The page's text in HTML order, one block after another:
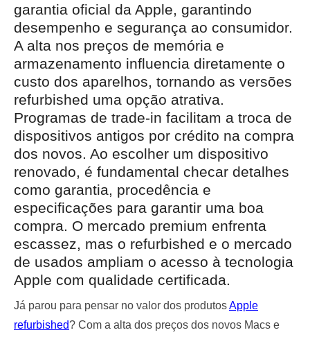
garantia oficial da Apple, garantindo
desempenho e segurança ao consumidor.
A alta nos preços de memória e
armazenamento influencia diretamente o
custo dos aparelhos, tornando as versões
refurbished uma opção atrativa.
Programas de trade-in facilitam a troca de
dispositivos antigos por crédito na compra
dos novos. Ao escolher um dispositivo
renovado, é fundamental checar detalhes
como garantia, procedência e
especificações para garantir uma boa
compra. O mercado premium enfrenta
escassez, mas o refurbished e o mercado
de usados ampliam o acesso à tecnologia
Apple com qualidade certificada.
Já parou para pensar no valor dos produtosApple
refurbished? Com a alta dos preços dos novos Macs e